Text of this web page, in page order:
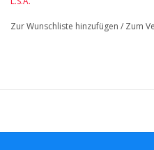
Zur Wunschliste hinzufügen / Zum